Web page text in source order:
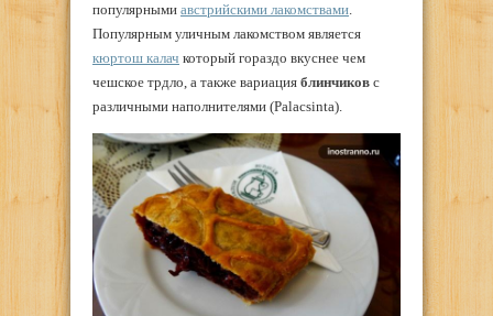
популярными австрийскими лакомствами.
Популярным уличным лакомством является
кюртош калач который гораздо вкуснее чем
чешское трдло, а также вариация блинчиков с
различными наполнителями (Palacsinta).